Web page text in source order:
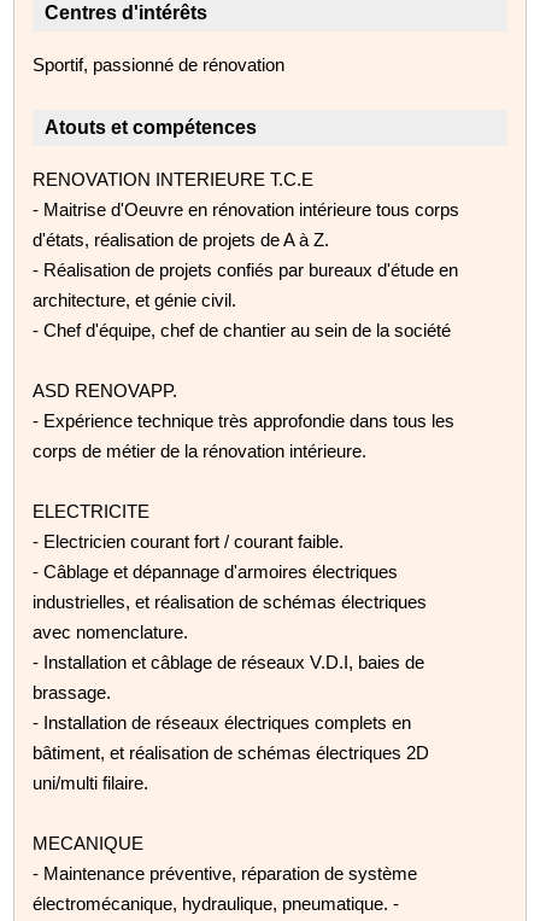
Centres d'intérêts
Sportif, passionné de rénovation
Atouts et compétences
RENOVATION INTERIEURE T.C.E
- Maitrise d'Oeuvre en rénovation intérieure tous corps
d'états, réalisation de projets de A à Z.
- Réalisation de projets confiés par bureaux d'étude en
architecture, et génie civil.
- Chef d'équipe, chef de chantier au sein de la société
ASD RENOVAPP.
- Expérience technique très approfondie dans tous les
corps de métier de la rénovation intérieure.
ELECTRICITE
- Electricien courant fort / courant faible.
- Câblage et dépannage d'armoires électriques
industrielles, et réalisation de schémas électriques
avec nomenclature.
- Installation et câblage de réseaux V.D.I, baies de
brassage.
- Installation de réseaux électriques complets en
bâtiment, et réalisation de schémas électriques 2D
uni/multi filaire.
MECANIQUE
- Maintenance préventive, réparation de système
électromécanique, hydraulique, pneumatique. -